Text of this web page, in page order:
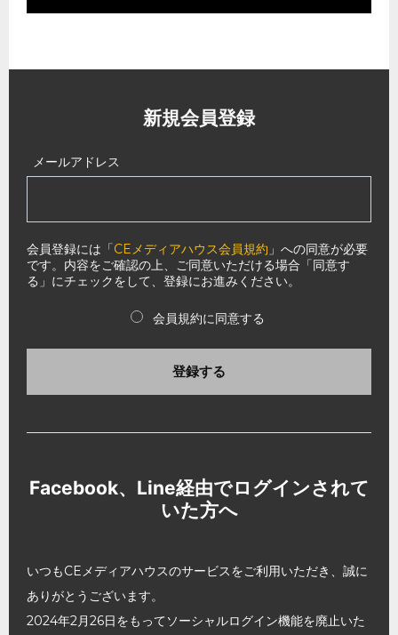
新規会員登録
メールアドレス
会員登録には「CEメディアハウス会員規約 」への同意が必要
です。内容をご確認の上、ご同意いただける場合「同意す
る」にチェックをして、登録にお進みください。
会員規約に同意する
登録する
Facebook、Line経由でログインされて
いた方へ
いつもCEメディアハウスのサービスをご利用いただき、誠に
ありがとうございます。
2024年2月26日をもってソーシャルログイン機能を廃止いた